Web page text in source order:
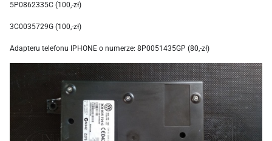
5P0862335C (100,-zł)
3C0035729G (100,-zł)
Adapteru telefonu IPHONE o numerze: 8P0051435GP (80,-zł)